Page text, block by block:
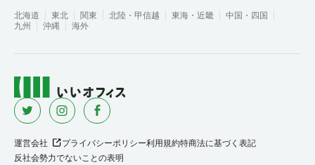
北海道
東北 関東 北陸・甲信越 東海・近畿
中国・四国
九州
沖縄 海外
運営会社 プライバシーポリシー利用規約特商法に基づく表記
反社会勢力でないことの表明